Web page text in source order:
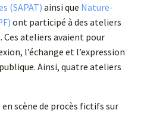
(SAPAT) ainsi que Nature-
ont participé à des ateliers
ateliers avaient pour
l’échange et l’expression
Ainsi, quatre ateliers
scène de procès fictifs sur